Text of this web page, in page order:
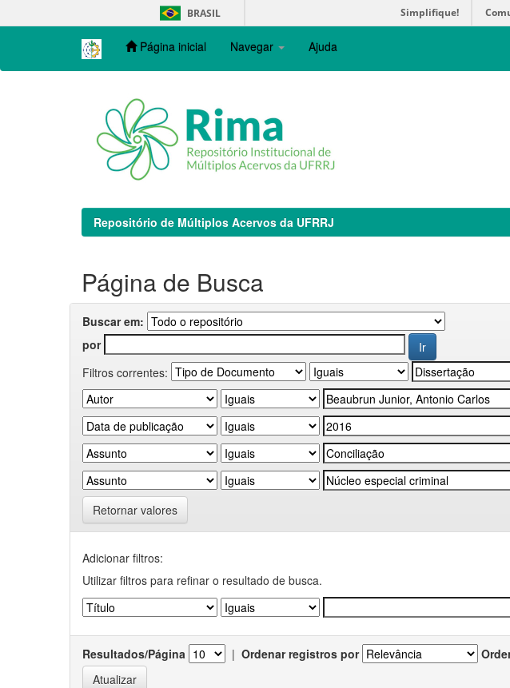
navigation
BRASIL Simplifique!
Página inicial Navegar Ajuda
Repositório de Múltiplos Acervos da UFRRJ
Página de Busca
Buscar em:
por
Filtros correntes:
Retornar valores
Adicionar filtros:
Utilizar filtros para refinar o resultado de busca.
Resultados/Página | Ordenar registros por